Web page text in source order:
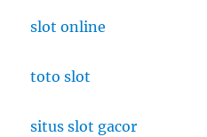
slot online
toto slot
situs slot gacor